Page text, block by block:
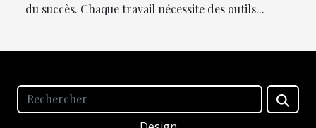
du succès. Chaque travail nécessite des outils...